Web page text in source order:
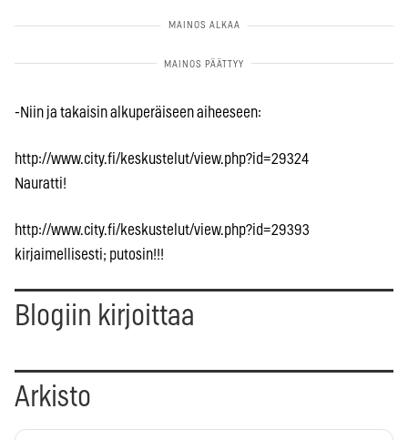
-Niin ja takaisin alkuperäiseen aiheeseen:
http://www.city.fi/keskustelut/view.php?id=29324
Nauratti!
http://www.city.fi/keskustelut/view.php?id=29393
kirjaimellisesti; putosin!!!
Blogiin kirjoittaa
Arkisto